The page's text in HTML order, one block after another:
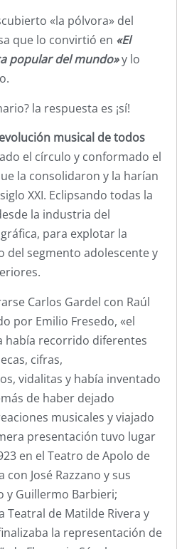
«la pólvora» del
que lo convirtió en «El
popular del mundo»y lo
la respuesta es ¡sí!
musical de todos
el círculo y conformado el
la consolidaron y la harían
XXI. Eclipsando todas la
la industria del
para explotar la
del segmento adolescente y
Carlos Gardel con Raúl
por Emilio Fresedo, «el
había recorrido diferentes
cifras,
vidalitas y había inventado
de haber dejado
musicales y viajado
presentación tuvo lugar
en el Teatro de Apolo de
José Razzano y sus
y Guillermo Barbieri;
Teatral de Matilde Rivera y
la representación de